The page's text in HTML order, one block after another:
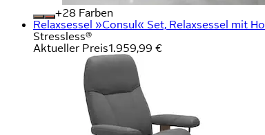
+
Farben
Relaxsessel »Consul« Set, Relaxsessel mit
Stressless®
Aktueller Preis1.959,99 €